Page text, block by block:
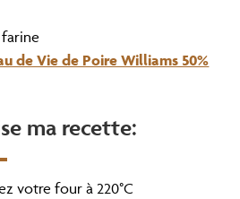
de Vie de Poire Williams 50%
ma recette:
votre four à 220°C